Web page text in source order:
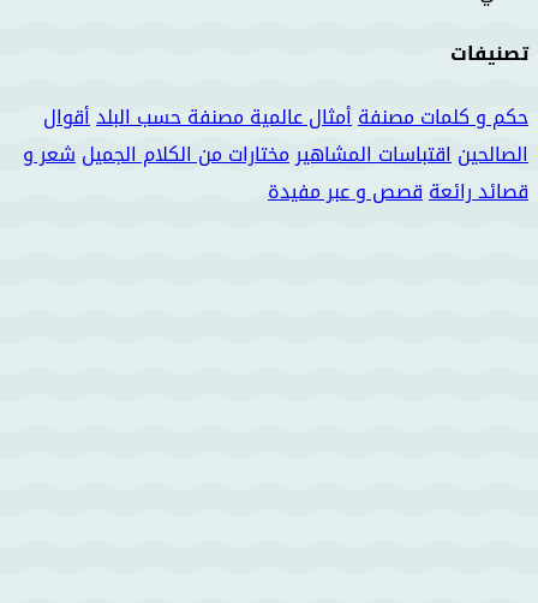
تصنيفات
حكم و كلمات مصنفةأمثال عالمية مصنفة حسب البلدأقوال
الصالحيناقتباسات المشاهيرمختارات من الكلام الجميلشعر و
قصائد رائعةقصص و عبر مفيدة